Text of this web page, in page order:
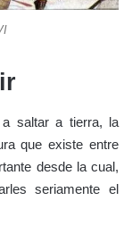
saltar a tierra, la
que existe entre
desde la cual,
seriamente el